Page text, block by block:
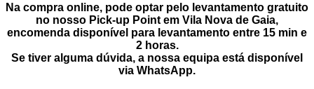
Na compra online, pode optar pelo levantamento gratuito
no nosso Pick-up Point em Vila Nova de Gaia,
encomenda disponível para levantamento entre 15 min e
2 horas.
Se tiver alguma dúvida, a nossa equipa está disponível
via WhatsApp.